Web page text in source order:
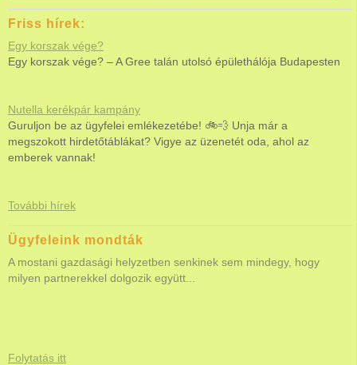
Friss hírek:
Egy korszak vége?
Egy korszak vége? – A Gree talán utolsó épülethálója Budapesten
Nutella kerékpár kampány
Guruljon be az ügyfelei emlékezetébe! 🚲💨 Unja már a
megszokott hirdetőtáblákat? Vigye az üzenetét oda, ahol az
emberek vannak!
További hírek
Ügyfeleink mondták
A mostani gazdasági helyzetben senkinek sem mindegy, hogy
milyen partnerekkel dolgozik együtt...
Folytatás itt